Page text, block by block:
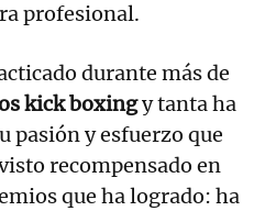
profesional.
durante más de
kick boxingy tanta ha
pasión y esfuerzo que
recompensado en
que ha logrado: ha